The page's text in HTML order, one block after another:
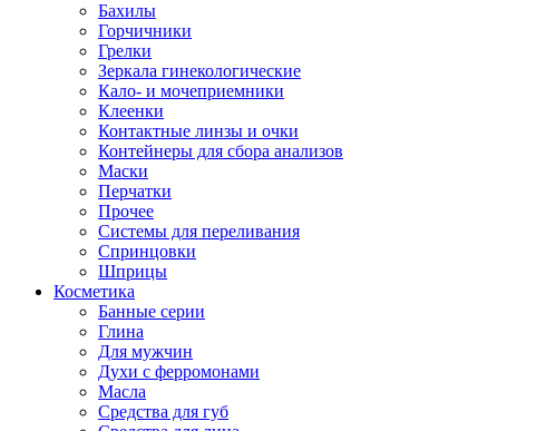
Бахилы
Горчичники
Грелки
Зеркала гинекологические
Кало- и мочеприемники
Клеенки
Контактные линзы и очки
Контейнеры для сбора анализов
Маски
Перчатки
Прочее
Системы для переливания
Спринцовки
Шприцы
Косметика
Банные серии
Глина
Для мужчин
Духи с ферромонами
Масла
Средства для губ